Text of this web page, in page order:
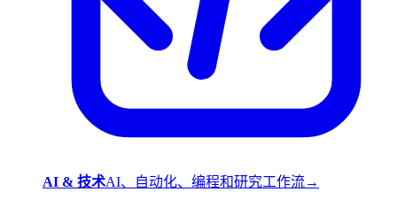
AI & 技术AI、自动化、编程和研究工作流→